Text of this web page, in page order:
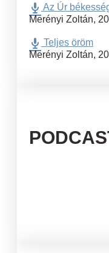
Az Úr
Merényi Zoltán,
Teljes öröm
Merényi Zoltán,